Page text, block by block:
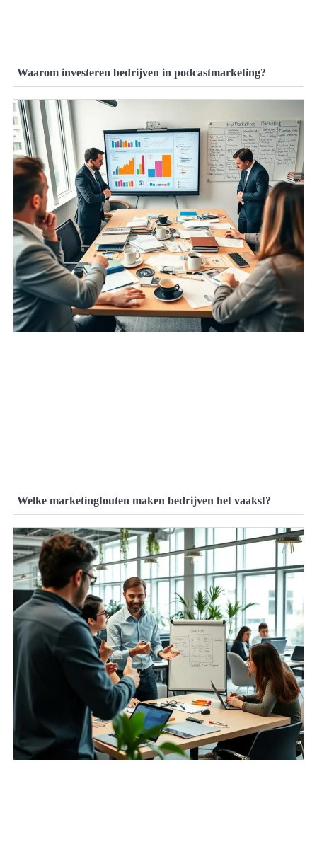
Waarom investeren bedrijven in podcastmarketing?
Welke marketingfouten maken bedrijven het vaakst?